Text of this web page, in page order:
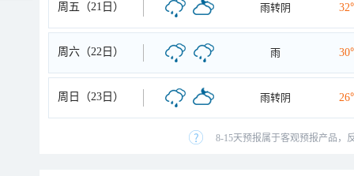
周五（21日） 雨转阴
周六（22日） 雨
周日（23日） 雨转阴
8-15天预报属于客观预报产品，